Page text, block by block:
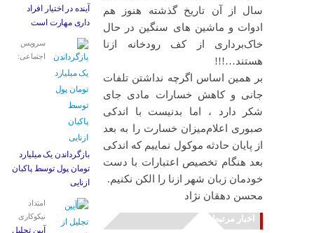
سال از آن تاریخ گذشته هنوز هم
ادوات و ماشین های سنگین در حال
خاک‌برداری از کف رودخانه ازنا
هستند…!!!
بر همین اساس اگرچه نداشتن تلفات
جانی و کاهش خسارات مادی جای
شکر دارد ، اما بدنیست با اندکی
صبوری اعلام‌میزان خسارت را به بعد
از پایان حادثه موکول نماییم که اندکی
بعد هنگام تخصیص اعتبارات با دست
خودمان زبان شهر ازنا را الکن نکنیم.
محسن دهقان نژاد
اخبار مرتبط
آینده در اختیار افراد
داری مهارت است
سرویس
اجتماعی:
بازگرداندن یک میلیارد
تومان پول توسط پاکبان
ازنایی
امتداد
نیکوکاری
آیین تجلیل